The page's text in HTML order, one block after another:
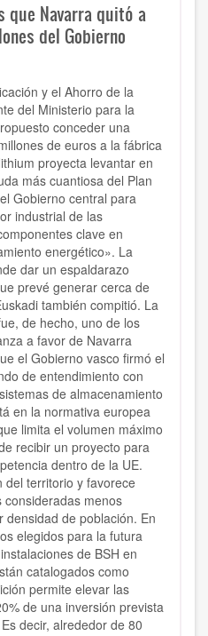
que Navarra quitó a
del Gobierno
y el Ahorro de la
del Ministerio para la
conceder una
de euros a la fábrica
proyecta levantar en
más cuantiosa del Plan
Gobierno central para
industrial de las
clave en
energético». La
dar un espaldarazo
prevé generar cerca de
también compitió. La
de hecho, uno de los
a favor de Navarra
el Gobierno vasco firmó el
de entendimiento con
de almacenamiento
en la normativa europea
limita el volumen máximo
recibir un proyecto para
dentro de la UE.
del territorio y favorece
menos
de población. En
elegidos para la futura
de BSH en
catalogados como
permite elevar las
de una inversión prevista
decir, alrededor de 80